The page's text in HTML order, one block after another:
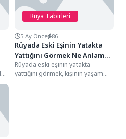
Rüya Tabirleri
5 Ay Önce 86
Rüyada Eski Eşinin Yatakta
Yattığını Görmek Ne Anlama
Gelir?
Rüyada eski eşinin yatakta
yattığını görmek, kişinin yaşam